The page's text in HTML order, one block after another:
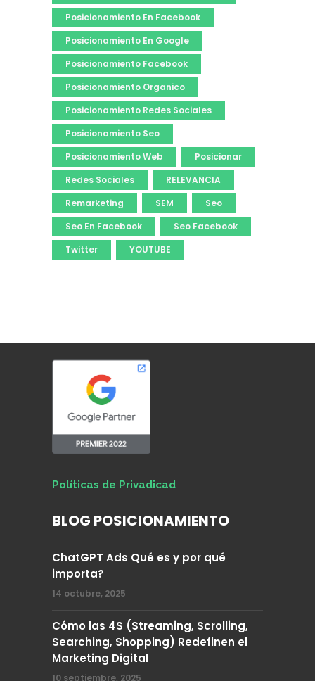
Posicionamiento En Facebook
Posicionamiento En Google
Posicionamiento Facebook
Posicionamiento Organico
Posicionamiento Redes Sociales
Posicionamiento Seo
Posicionamiento Web
Posicionar
Redes Sociales
RELEVANCIA
Remarketing
SEM
Seo
Seo En Facebook
Seo Facebook
Twitter
YOUTUBE
Políticas de Privadicad
BLOG POSICIONAMIENTO
ChatGPT Ads Qué es y por qué
importa?
14 octubre, 2025
Cómo las 4S (Streaming, Scrolling,
Searching, Shopping) Redefinen el
Marketing Digital
10 septiembre, 2025